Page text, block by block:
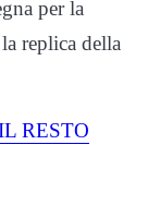
per la
replica della
RESTO